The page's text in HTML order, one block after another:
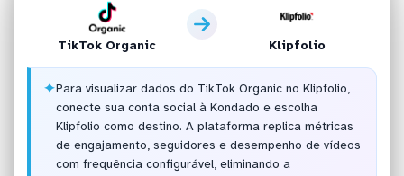
TikTok Organic Klipfolio
✦Para visualizar dados do TikTok Organic no Klipfolio,
conecte sua conta social à Kondado e escolha
Klipfolio como destino. A plataforma replica métricas
de engajamento, seguidores e desempenho de vídeos
com frequência configurável, eliminando a